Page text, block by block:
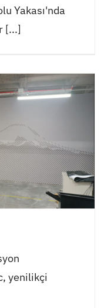
Yakası'nda
[...]
yenilikçi